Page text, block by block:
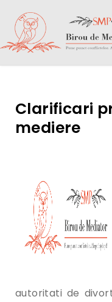
Clarificari
mediere
autoritati de